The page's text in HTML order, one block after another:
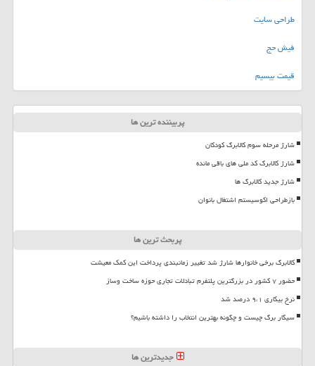
طراحی سایت
فیش حج
قیمت بیسیم
پربیننده ترین ها
شارژ مرحله سوم کالابرگ کودکان
شارژ کالابرگ کد ملی های باقی مانده
شارژ جدید کالابرگ ها
بازطراحی اکوسیستم اشتغال بانوان
پربحث ترین ها
کالابرگ برخی خانوارها شارژ شد تغییر زمانبندی پرداخت این کمک معیشت
حضور ۷ کشور در بزرگترین پلتفرم تبادلات تجاری حوزه ساخت وساز
نرخ بیکاری ۹،۱ درصد شد
سیگار برگ چیست و چگونه بهترین انتخاب را داشته باشیم؟
جدیدترین ها